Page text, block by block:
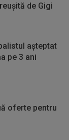
de Gigi
așteptat
pe 3 ani
oferte pentru